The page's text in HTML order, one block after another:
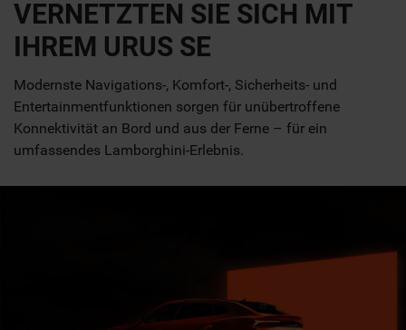
VERNETZTEN SIE SICH MIT
IHREM URUS SE
Modernste Navigations-, Komfort-, Sicherheits- und
Entertainmentfunktionen sorgen für unübertroffene
Konnektivität an Bord und aus der Ferne – für ein
umfassendes Lamborghini-Erlebnis.